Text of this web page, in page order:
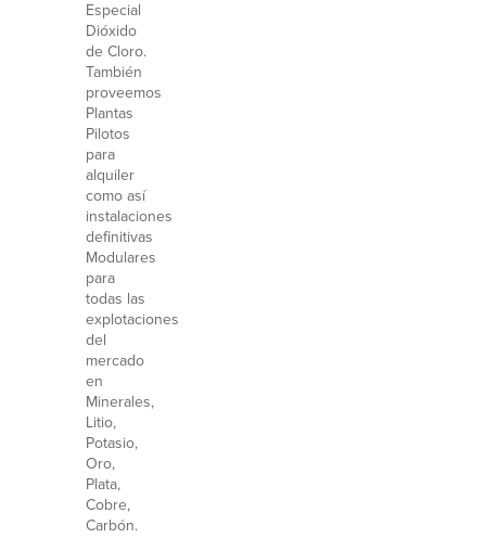
Especial
Dióxido
de Cloro.
También
proveemos
Plantas
Pilotos
para
alquiler
como así
instalaciones
definitivas
Modulares
para
todas las
explotaciones
del
mercado
en
Minerales,
Litio,
Potasio,
Oro,
Plata,
Cobre,
Carbón.